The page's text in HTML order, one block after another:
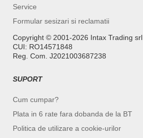
Service
Formular sesizari si reclamatii
Copyright ©️ 2001-2026 Intax Trading srl
CUI: RO14571848
Reg. Com. J2021003687238
SUPORT
Cum cumpar?
Plata in 6 rate fara dobanda de la BT
Politica de utilizare a cookie-urilor